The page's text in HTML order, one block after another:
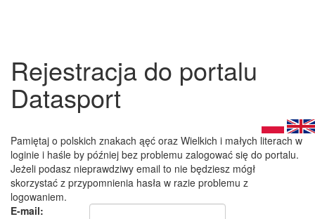
Rejestracja do portalu
Datasport
Pamiętaj o polskich znakach ąęć oraz Wielkich i małych literach w
loginie i haśle by później bez problemu zalogować się do portalu.
Jeżeli podasz nieprawdziwy email to nie będziesz mógł
skorzystać z przypomnienia hasła w razie problemu z
logowaniem.
E-mail: